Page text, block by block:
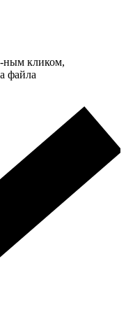
ным кликом,
файла